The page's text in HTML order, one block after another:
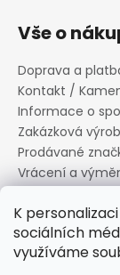
K
sociálních
využíváme
Vše o
Doprava a
Kontakt /
Informace o
Zakázková
Prodávané
Vrácení a
Informace o
Reklamační řád
Obchodní